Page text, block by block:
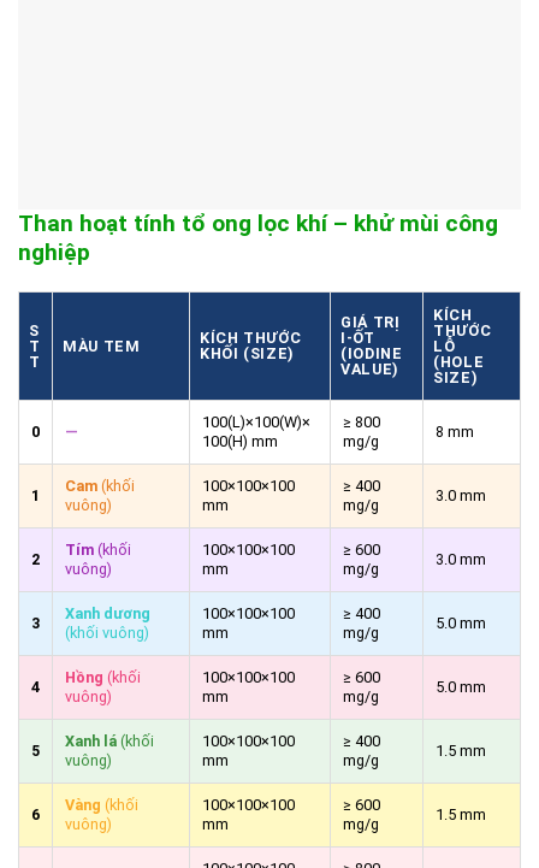
Than hoạt tính tổ ong lọc khí – khử mùi công
nghiệp
S
T
T
MÀU TEM
KÍCH THƯỚC
KHỐI (SIZE)
GIÁ TRỊ
I-ỐT
(IODINE
VALUE)
KÍCH
THƯỚC
LỖ
(HOLE
SIZE)
0 —
100(L)×100(W)×
100(H) mm
≥ 800
mg/g
8 mm
1
Cam (khối
vuông)
100×100×100
mm
≥ 400
mg/g
3.0 mm
2
Tím (khối
vuông)
100×100×100
mm
≥ 600
mg/g
3.0 mm
3
Xanh dương
(khối vuông)
100×100×100
mm
≥ 400
mg/g
5.0 mm
4
Hồng (khối
vuông)
100×100×100
mm
≥ 600
mg/g
5.0 mm
5
Xanh lá (khối
vuông)
100×100×100
mm
≥ 400
mg/g
1.5 mm
6
Vàng (khối
vuông)
100×100×100
mm
≥ 600
mg/g
1.5 mm